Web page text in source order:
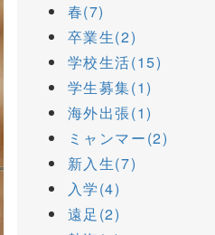
春(7)
卒業生(2)
学校生活(15)
学生募集(1)
海外出張(1)
ミャンマー(2)
新入生(7)
入学(4)
遠足(2)